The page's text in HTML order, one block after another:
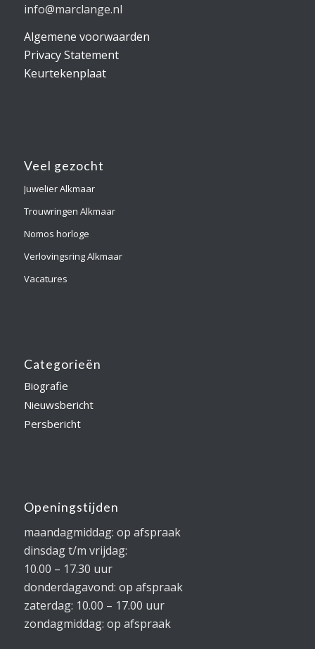
info@marclange.nl
Algemene voorwaarden
Privacy Statement
Keurtekenplaat
Veel gezocht
Juwelier Alkmaar
Trouwringen Alkmaar
Nomos horloge
Verlovingsring Alkmaar
Vacatures
Categorieën
Biografie
Nieuwsbericht
Persbericht
Openingstijden
maandagmiddag: op afspraak
dinsdag t/m vrijdag:
10.00 – 17.30 uur
donderdagavond: op afspraak
zaterdag: 10.00 – 17.00 uur
zondagmiddag: op afspraak